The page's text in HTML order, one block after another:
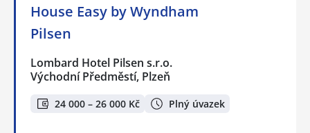
House Easy by Wyndham
Pilsen
Lombard Hotel Pilsen s.r.o.
Východní Předměstí, Plzeň
24 000 – 26 000 Kč Plný úvazek